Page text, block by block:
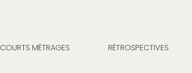
COURTS MÉTRAGES RÉTROSPECTIVES